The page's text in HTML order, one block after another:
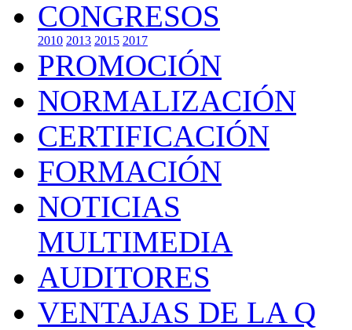
CONGRESOS
2010 2013 2015 2017
PROMOCIÓN
NORMALIZACIÓN
CERTIFICACIÓN
FORMACIÓN
NOTICIAS
MULTIMEDIA
AUDITORES
VENTAJAS DE LA Q